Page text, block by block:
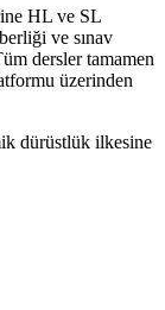
HL ve SL
ve sınav
dersler tamamen
üzerinden
dürüstlük ilkesine